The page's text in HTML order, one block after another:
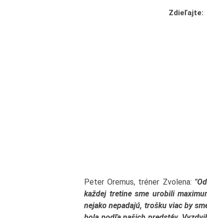
Zdieľajte:
Peter Oremus, tréner Zvolena:
každej tretine sme urobili
nejako nepadajú, trošku viac by